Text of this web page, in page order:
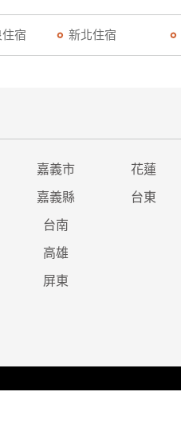
宿 新北住宿
嘉義市 花蓮
嘉義縣 台東
台南
高雄
屏東